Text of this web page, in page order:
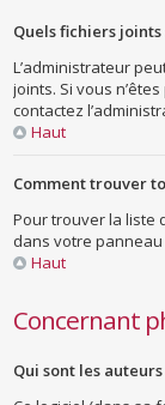
Quels fichiers
L’administrateur
joints. Si vous
contactez
Haut
Comment trouver
Pour trouver la liste
dans votre panneau
Haut
Concernant
Qui sont les